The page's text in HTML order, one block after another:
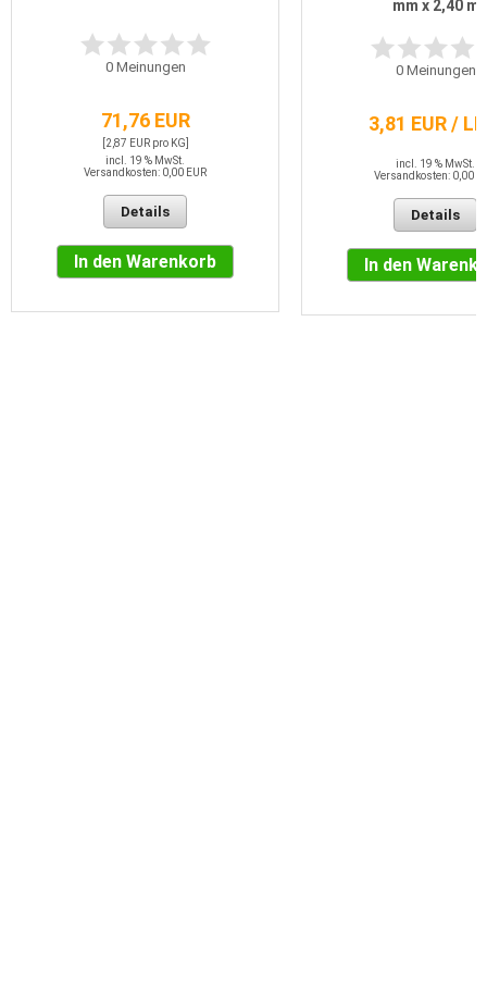
0Meinungen
71,76 EUR
[2,87 EUR pro KG]
incl. 19 % MwSt.
Versandkosten: 0,00 EUR
Details
In den Warenkorb
mm x 2,40 m
0Meinungen
3,81 EUR /
incl. 19 % MwSt.
Versandkosten: 0,00
Details
In den